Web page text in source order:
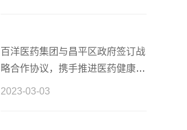
百洋医药集团与昌平区政府签订战
略合作协议，携手推进医药健康产
业高质量发展
2023-03-03